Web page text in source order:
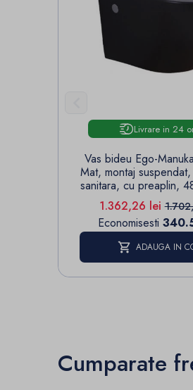
Livrare in 24
Vas bideu Ego-
Mat, montaj
sanitara, cu preaplin,
Pret
1.362,26 leiPret
Economisesti
ADAUGA IN
Cumparate